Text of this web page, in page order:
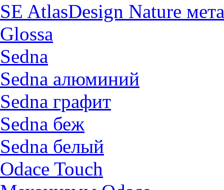
SE AtlasDesign Nature
Glossa
Sedna
Sedna алюминий
Sedna графит
Sedna беж
Sedna белый
Odace Touch